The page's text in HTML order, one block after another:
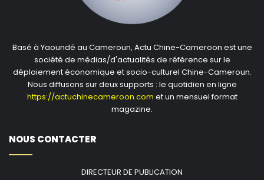
Basé à Yaoundé au Cameroun, Actu Chine-Cameroon est une
société de médias/d'actualités de référence sur le
déploiement économique et socio-culturel Chine-Cameroun.
Nous diffusons sur deux supports : le quotidien en ligne
https://actuchinecameroon.com et un mensuel format
magazine.
NOUS CONTACTER
DIRECTEUR DE PUBLICATION